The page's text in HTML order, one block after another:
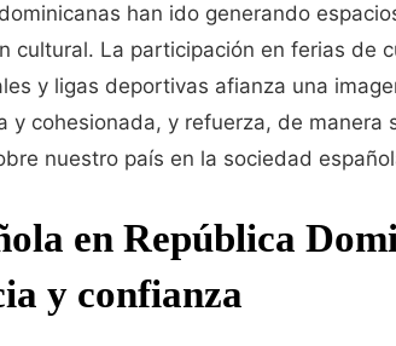
han ido generando
cultural. La participación en ferias de
y ligas deportivas afianza una
y cohesionada, y refuerza, de manera
nuestro país en la sociedad
en República
y confianza